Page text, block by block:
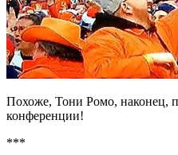
Похоже, Тони Ромо, наконец,
конференции!
***